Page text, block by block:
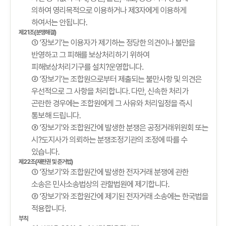
의하여 영리목적으로 이용하거나 제3자에게 이용하게
하여서는 안됩니다.
제21조(분쟁해결)
① ‘장보기’는 이용자가 제기하는 정당한 의견이나 불만을
반영하고 그 피해를 보상처리하기 위하여
피해보상처리기구를 설치?운영합니다.
② ‘장보기’는 조합원으로부터 제출되는 불만사항 및 의견은
우선적으로 그 사항을 처리합니다. 다만, 신속한 처리가
곤란한 경우에는 조합원에게 그 사유와 처리일정을 즉시
통보해 드립니다.
③ ‘장보기’와 조합원간에 발생한 분쟁은 공정거래위원회 또는
시?도지사가 의뢰하는 분쟁조정기관의 조정에 따를 수
있습니다.
제22조(재판권 및 준거법)
① ‘장보기’와 조합원간에 발생한 전자거래 분쟁에 관한
소송은 민사소송법상의 관할법원에 제기합니다.
② ‘장보기’와 조합원간에 제기된 전자거래 소송에는 한국법을
적용합니다.
부칙